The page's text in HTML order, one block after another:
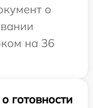
о
на 36
готовности